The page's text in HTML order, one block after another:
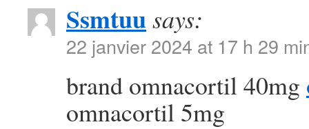
Ssmtuusays:
22 janvier 2024 at 17 h 29
brand omnacortil 40mg
omnacortil 5mg